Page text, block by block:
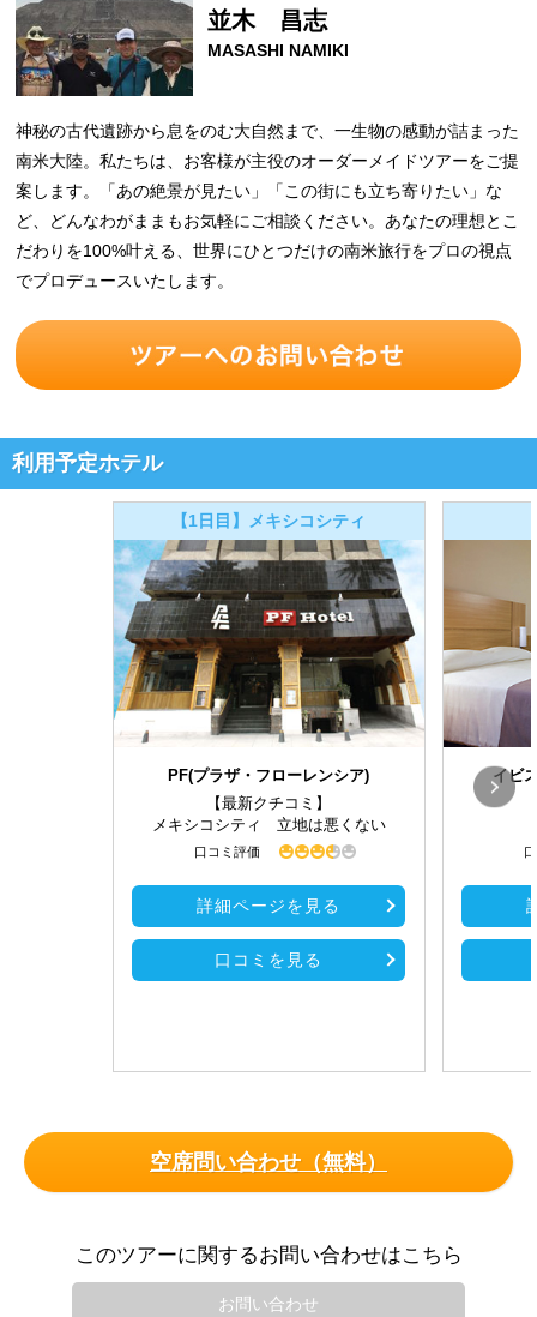
並木 昌志
MASASHI NAMIKI
神秘の古代遺跡から息をのむ大自然まで、一生物の感動が詰まった
南米大陸。私たちは、お客様が主役のオーダーメイドツアーをご提
案します。「あの絶景が見たい」「この街にも立ち寄りたい」な
ど、どんなわがままもお気軽にご相談ください。あなたの理想とこ
だわりを100%叶える、世界にひとつだけの南米旅行をプロの視点
でプロデュースいたします。
利用予定ホテル
【1日目】メキシコシティ
PF(プラザ・フローレンシア)
【最新クチコミ】
メキシコシティ 立地は悪くない
口コミ評価
詳細ページを見る
口コミを見る
イビ
空席問い合わせ（無料）
このツアーに関するお問い合わせはこちら
お問い合わせ